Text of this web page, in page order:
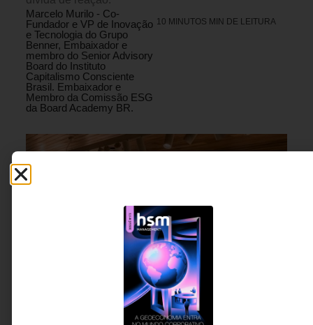
Marcelo Murilo - Co-
Fundador e VP de Inovação
e Tecnologia do Grupo
Benner, Embaixador e
membro do Senior Advisory
Board do Instituto
Capitalismo Consciente
Brasil. Embaixador e
Membro da Comissão ESG
da Board Academy BR.
10 MINUTOS MIN DE LEITURA